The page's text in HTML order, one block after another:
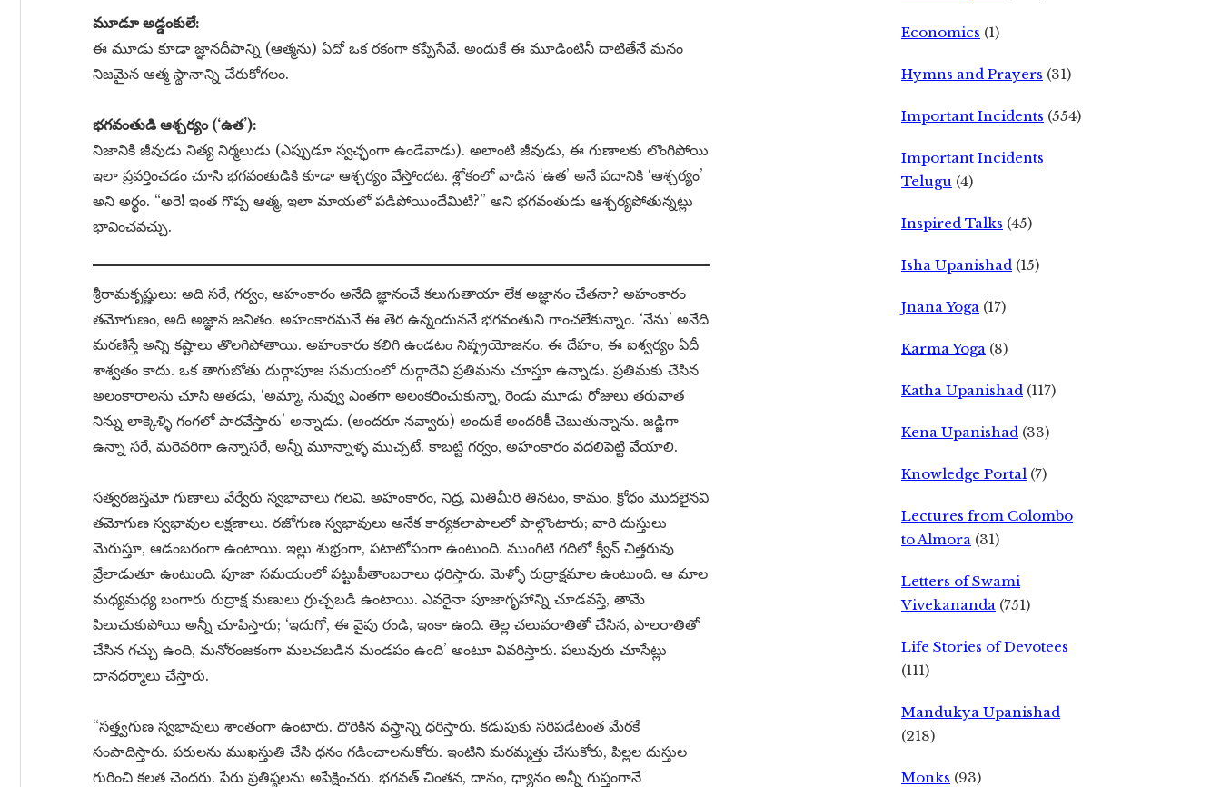
మూడూ అడ్డంకులే:
ఈ మూడు కూడా జ్ఞానదీపాన్ని (ఆత్మను) ఏదో ఒక రకంగా కప్పేసేవే. అందుకే ఈ మూడింటినీ దాటితేనే మనం
నిజమైన ఆత్మ స్థానాన్ని చేరుకోగలం.
భగవంతుడి ఆశ్చర్యం (‘ఉత’):
నిజానికి జీవుడు నిత్య నిర్మలుడు (ఎప్పుడూ స్వచ్ఛంగా ఉండేవాడు). అలాంటి జీవుడు, ఈ గుణాలకు లొంగిపోయి
ఇలా ప్రవర్తించడం చూసి భగవంతుడికి కూడా ఆశ్చర్యం వేస్తోందట. శ్లోకంలో వాడిన ‘ఉత’ అనే పదానికి ‘ఆశ్చర్యం’
అని అర్థం. “అరె! ఇంత గొప్ప ఆత్మ, ఇలా మాయలో పడిపోయిందేమిటి?” అని భగవంతుడు ఆశ్చర్యపోతున్నట్లు
భావించవచ్చు.
శ్రీరామకృష్ణులు: అది సరే, గర్వం, అహంకారం అనేది జ్ఞానంచే కలుగుతాయా లేక అజ్ఞానం చేతనా? అహంకారం
తమోగుణం, అది అజ్ఞాన జనితం. అహంకారమనే ఈ తెర ఉన్నందుననే భగవంతుని గాంచలేకున్నాం. ‘నేను’ అనేది
మరణిస్తే అన్ని కష్టాలు తొలగిపోతాయి. అహంకారం కలిగి ఉండటం నిష్ప్రయోజనం. ఈ దేహం, ఈ ఐశ్వర్యం ఏదీ
శాశ్వతం కాదు. ఒక తాగుబోతు దుర్గాపూజ సమయంలో దుర్గాదేవి ప్రతిమను చూస్తూ ఉన్నాడు. ప్రతిమకు చేసిన
అలంకారాలను చూసి అతడు, ‘అమ్మా, నువ్వు ఎంతగా అలంకరించుకున్నా, రెండు మూడు రోజులు తరువాత
నిన్ను లాక్కెళ్ళి గంగలో పారవేస్తారు’ అన్నాడు. (అందరూ నవ్వారు) అందుకే అందరికీ చెబుతున్నాను. జడ్జిగా
ఉన్నా సరే, మరెవరిగా ఉన్నాసరే, అన్నీ మూన్నాళ్ళ ముచ్చటే. కాబట్టి గర్వం, అహంకారం వదలిపెట్టి వేయాలి.
సత్వరజస్తమో గుణాలు వేర్వేరు స్వభావాలు గలవి. అహంకారం, నిద్ర, మితిమీరి తినటం, కామం, క్రోధం మొదలైనవి
తమోగుణ స్వభావుల లక్షణాలు. రజోగుణ స్వభావులు అనేక కార్యకలాపాలలో పాల్గొంటారు; వారి దుస్తులు
మెరుస్తూ, ఆడంబరంగా ఉంటాయి. ఇల్లు శుభ్రంగా, పటాటోపంగా ఉంటుంది. ముంగిటి గదిలో క్వీన్ చిత్తరువు
వ్రేలాడుతూ ఉంటుంది. పూజా సమయంలో పట్టుపీతాంబరాలు ధరిస్తారు. మెళ్ళో రుద్రాక్షమాల ఉంటుంది. ఆ మాల
మధ్యమధ్య బంగారు రుద్రాక్ష మణులు గ్రుచ్చబడి ఉంటాయి. ఎవరైనా పూజాగృహాన్ని చూడవస్తే, తామే
పిలుచుకుపోయి అన్నీ చూపిస్తారు; ‘ఇదుగో, ఈ వైపు రండి, ఇంకా ఉంది. తెల్ల చలువరాతితో చేసిన, పాలరాతితో
చేసిన గచ్చు ఉంది, మనోరంజకంగా మలచబడిన మండపం ఉంది’ అంటూ వివరిస్తారు. పలువురు చూసేట్లు
దానధర్మాలు చేస్తారు.
“సత్త్వగుణ స్వభావులు శాంతంగా ఉంటారు. దొరికిన వస్త్రాన్ని ధరిస్తారు. కడుపుకు సరిపడేటంత మేరకే
సంపాదిస్తారు. పరులను ముఖస్తుతి చేసి ధనం గడించాలనుకోరు. ఇంటిని మరమ్మత్తు చేసుకోరు, పిల్లల దుస్తుల
గురించి కలత చెందరు. పేరు ప్రతిష్ఠలను అపేక్షించరు. భగవత్ చింతన, దానం, ధ్యానం అన్నీ గుప్తంగానే
Economics (1)
Hymns and Prayers (31)
Important Incidents (554)
Important Incidents
Telugu (4)
Inspired Talks (45)
Isha Upanishad (15)
Jnana Yoga (17)
Karma Yoga (8)
Katha Upanishad (117)
Kena Upanishad (33)
Knowledge Portal (7)
Lectures from Colombo
to Almora (31)
Letters of Swami
Vivekananda (751)
Life Stories of Devotees
(111)
Mandukya Upanishad
(218)
Monks (93)